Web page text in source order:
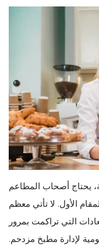
يحتاج أصحاب المطاعم
الأول. لا تأتي معظم
التي تراكمت بمرور
لإدارة مطبخ مزدحم.